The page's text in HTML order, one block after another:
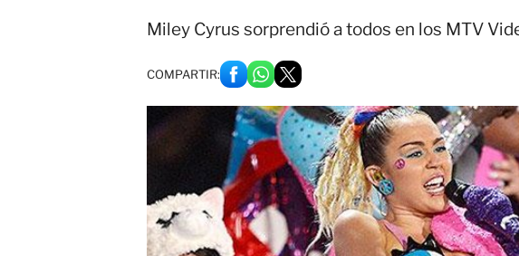
Miley Cyrus sorprendió a todos en los MTV
COMPARTIR: